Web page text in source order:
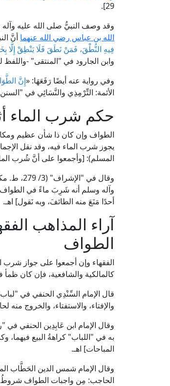
29].
وقد وصف النبيُّ صلى الله عليه
الله بن عباس رضي الله عنهما أنَّ
فِيهِ النُّطْقَ، فَمَنْ نَطَقَ فَلَا يَنْطِقْ إِلَّا
وابن الجارود في "المنتقى" -
وفي رواية عنه أيضًا رَفَعَهَا: «إِنَّ
الأئمة: التِّرْمِذِي والنَّسَائِي في
حكم شرب الماء
الطواف وإن كان ذا شأن عظيم
المسلم): [وأجمعوا على أنَّ شُرب
وقال في
وآله وسلم أنه شَرِبَ ماءً في
أحدًا مَنَعَ منه الطائفَ، وبه نَقول] اهـ.
آراء المذاهب
الطواف
الفقهاء وإن أجمعوا على جواز شرب
كالمالكية والشافعية، فإن كان ظمأ
قال الإمام السِّنْدِي الحنفي في "لباب المناسك" (ص: 118، ط.
والإفتاء، والاستفتاء، والخروج منه
به في "اللباب" كراهةُ البيع
المباحات] اهـ.
الحاجب: مِن واجبات الطواف شروطُ